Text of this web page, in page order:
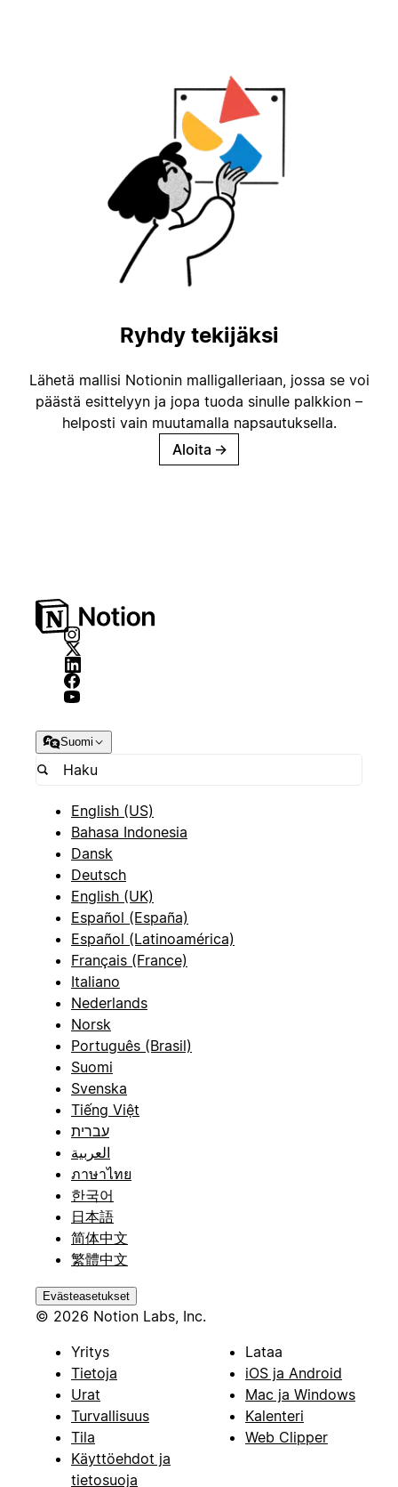
Ryhdy tekijäksi
Lähetä mallisi Notionin malligalleriaan, jossa se voi
päästä esittelyyn ja jopa tuoda sinulle palkkion –
helposti vain muutamalla napsautuksella.
Aloita →
Suomi
English (US)
Bahasa Indonesia
Dansk
Deutsch
English (UK)
Español (España)
Español (Latinoamérica)
Français (France)
Italiano
Nederlands
Norsk
Português (Brasil)
Suomi
Svenska
Tiếng Việt
עברית
العربية
ภาษาไทย
한국어
日本語
简体中文
繁體中文
Evästeasetukset
© 2026 Notion Labs, Inc.
Yritys
Tietoja
Urat
Turvallisuus
Tila
Käyttöehdot ja
tietosuoja
Lataa
iOS ja Android
Mac ja Windows
Kalenteri
Web Clipper